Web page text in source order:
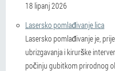
18 lipanj 2026
Lasersko pomlađivanje lica
Lasersko pomlađivanje je,
ubrizgavanja i kirurške
počinju gubitkom prirodnog